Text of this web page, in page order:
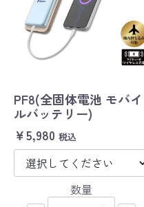
PF8(全固体電池 モバイ
ルバッテリー)
￥5,980 税込
数量